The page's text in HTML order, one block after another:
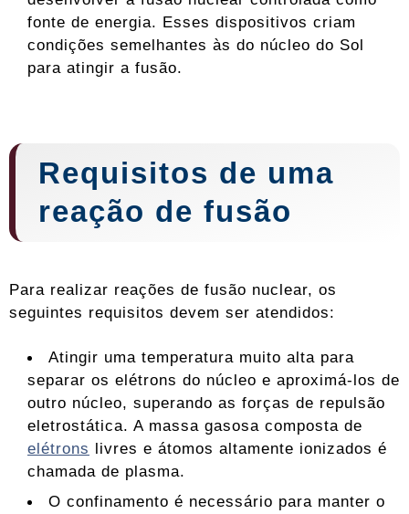
fonte de energia. Esses dispositivos criam
condições semelhantes às do núcleo do Sol
para atingir a fusão.
Requisitos de uma
reação de fusão
Para realizar reações de fusão nuclear, os
seguintes requisitos devem ser atendidos:
Atingir uma temperatura muito alta para
separar os elétrons do núcleo e aproximá-los de
outro núcleo, superando as forças de repulsão
eletrostática. A massa gasosa composta de
elétrons livres e átomos altamente ionizados é
chamada de plasma.
O confinamento é necessário para manter o